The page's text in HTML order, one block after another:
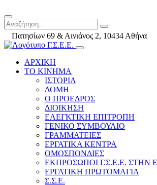
Πατησίων 69 & Αινιάνος 2, 10434 Αθήνα
ΑΡΧΙΚΗ
ΤΟ ΚΙΝΗΜΑ
ΙΣΤΟΡΙΑ
ΔΟΜΗ
Ο ΠΡΟΕΔΡΟΣ
ΔΙΟΙΚΗΣΗ
ΕΛΕΓΚΤΙΚΗ ΕΠΙΤΡΟΠΗ
ΓΕΝΙΚΟ ΣΥΜΒΟΥΛΙΟ
ΓΡΑΜΜΑΤΕΙΕΣ
ΕΡΓΑΤΙΚΑ ΚΕΝΤΡΑ
ΟΜΟΣΠΟΝΔΙΕΣ
ΕΚΠΡΟΣΩΠΟΙ Γ.Σ.Ε.Ε. ΣΤΗΝ
ΕΡΓΑΤΙΚΗ ΠΡΩΤΟΜΑΓΙΑ
Σ.Σ.Ε.